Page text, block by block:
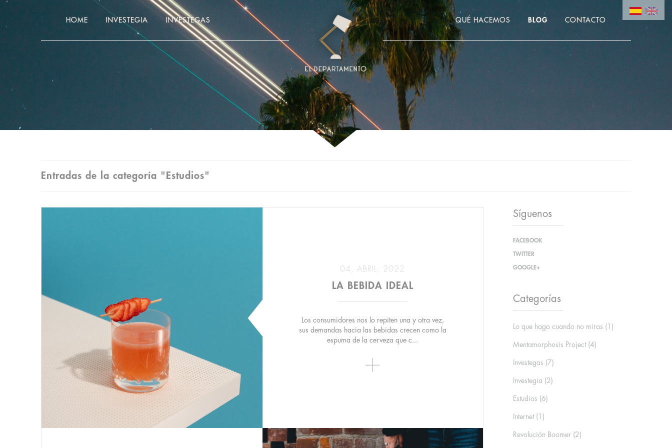
HOME INVESTEGIA INVESTEGAS QUÉ HACEMOS BLOG CONTACTO
Entradas de la categoría "Estudios"
04, ABRIL, 2022
LA BEBIDA IDEAL
Los consumidores nos lo repiten una y otra vez,
sus demandas hacia las bebidas crecen como la
espuma de la cerveza que c...
Síguenos
FACEBOOK
TWITTER
GOOGLE+
Categorías
Lo que hago cuando no miras (1)
Mentamorphosis Project (4)
Investegas (7)
Investegia (2)
Estudios (6)
Internet (1)
Revolución Boomer (2)